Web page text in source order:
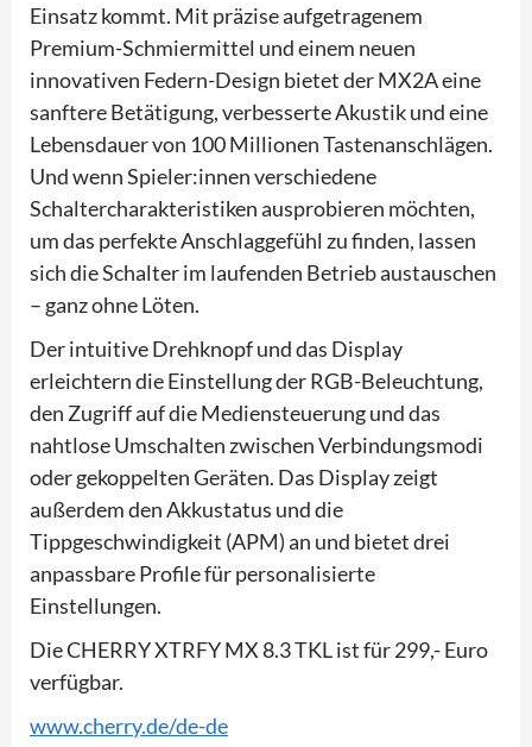
Einsatz kommt. Mit präzise aufgetragenem
Premium-Schmiermittel und einem neuen
innovativen Federn-Design bietet der MX2A eine
sanftere Betätigung, verbesserte Akustik und eine
Lebensdauer von 100 Millionen Tastenanschlägen.
Und wenn Spieler:innen verschiedene
Schaltercharakteristiken ausprobieren möchten,
um das perfekte Anschlaggefühl zu finden, lassen
sich die Schalter im laufenden Betrieb austauschen
– ganz ohne Löten.
Der intuitive Drehknopf und das Display
erleichtern die Einstellung der RGB-Beleuchtung,
den Zugriff auf die Mediensteuerung und das
nahtlose Umschalten zwischen Verbindungsmodi
oder gekoppelten Geräten. Das Display zeigt
außerdem den Akkustatus und die
Tippgeschwindigkeit (APM) an und bietet drei
anpassbare Profile für personalisierte
Einstellungen.
Die CHERRY XTRFY MX 8.3 TKL ist für 299,- Euro
verfügbar.
www.cherry.de/de-de